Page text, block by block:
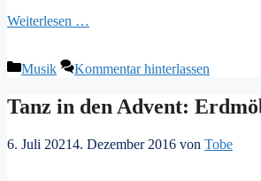
Weiterlesen …
Kategorien
Musik Kommentar hinterlassen
Tanz in den Advent:
6. Juli 20214. Dezember 2016 von Tobe